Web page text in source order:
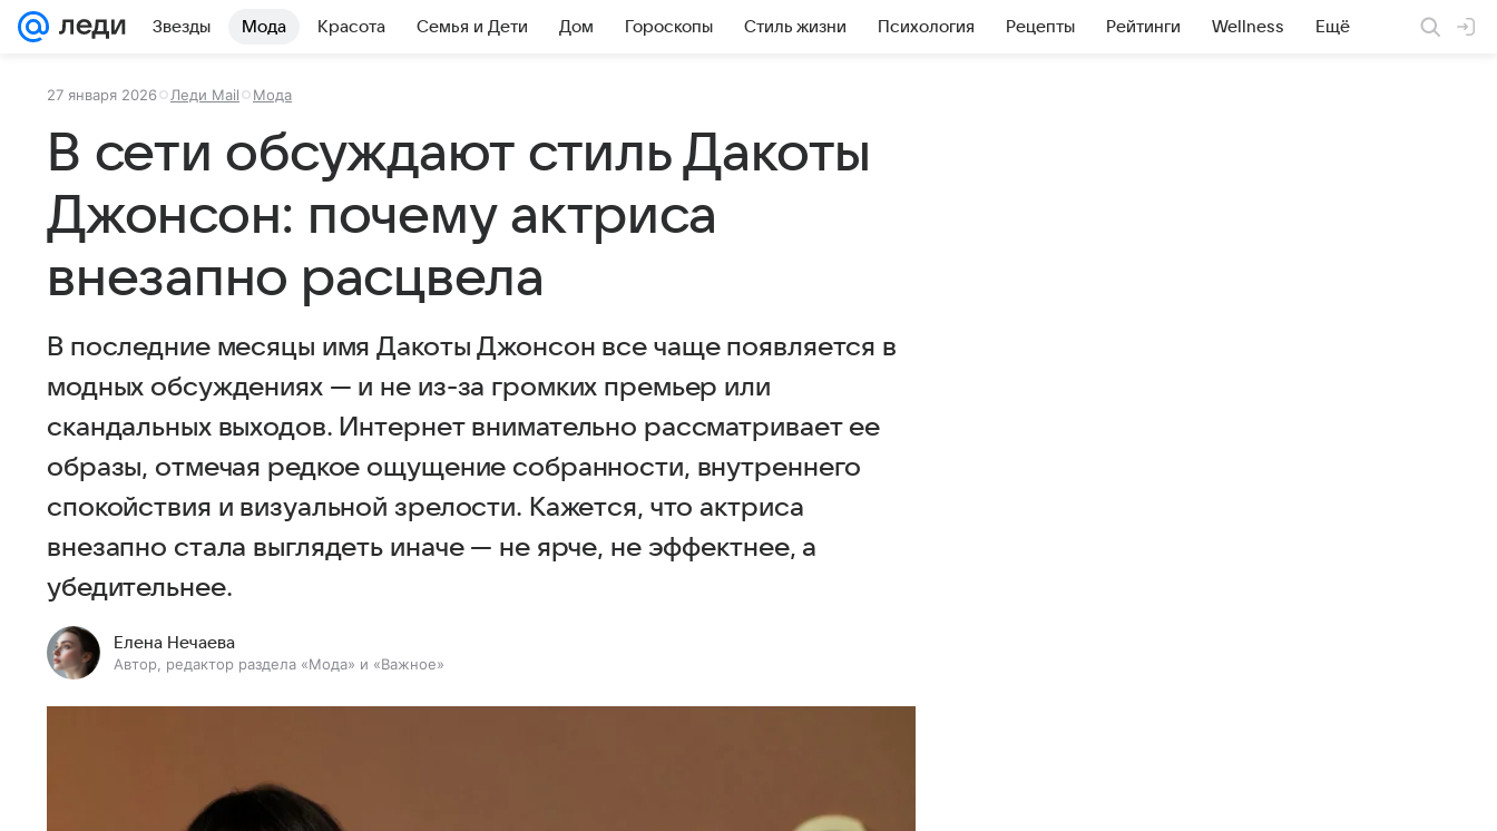
Звезды Мода Красота Семья и Дети Дом Гороскопы Стиль жизни Психология Рецепты Рейтинги Wellness Ещё
27 января 2026 Леди Mail Мода
В сети обсуждают стиль Дакоты
Джонсон: почему актриса
внезапно расцвела
В последние месяцы имя Дакоты Джонсон все чаще появляется в
модных обсуждениях — и не из-за громких премьер или
скандальных выходов. Интернет внимательно рассматривает ее
образы, отмечая редкое ощущение собранности, внутреннего
спокойствия и визуальной зрелости. Кажется, что актриса
внезапно стала выглядеть иначе — не ярче, не эффектнее, а
убедительнее.
Елена Нечаева
Автор, редактор раздела «Мода» и «Важное»